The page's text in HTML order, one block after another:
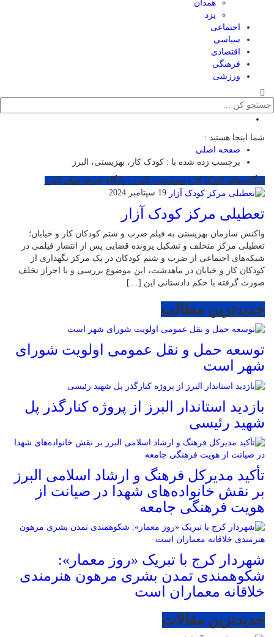
همدان
یزد
اجتماعی
سیاسی
اقتصادی
فرهنگی
ورزشی
شما اینجا هستید :
صفحه اصلی
برچسب زده شده با : کودک کار، بهزیستی، البرز
بایگانی‌های کودک کار، بهزیستی، البرز - پایگاه خبری جهان البرز
19 سپتامبر 2024
تعطیلی مرکز کودک آزار
واکنش سازمان بهزیستی به فیلم ضرب و شتم کودکان کار و خیابان؛
تعطیلی مرکز متخلف و تشکیل پرونده قضایی پس از انتشار فیلمی در
شبکه‌های اجتماعی از ضرب و شتم کودکان در یک مرکز نگهداری از
کودکان کار و خیابان در ماهدشت، این موضوع بررسی و با احراز تخلف
صورت گرفته با حکم دادستانی این […]
جدیدترین مطالب
توسعه حمل و نقل عمومی اولویت شورای
شهر است
بازدید استاندار البرز از پروژه کنارگذر پل
شهید رئیسی
تأکید مدیرکل فرهنگ و ارشاد اسلامی البرز
بر نقش خانواده‌های شهدا در صیانت از
هویت فرهنگی جامعه
شهردار کرج با تبریک «روز معمار»:
شکوهمندی تمدن بشری مرهون هنرمندی
خلاقانه معماران است
جدیدترین مقالات